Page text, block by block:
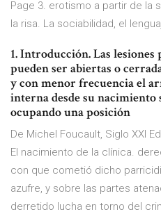
Page 3. erotismo a partir de la
la risa. La sociabilidad, el
1. Introducción. Las
pueden ser abiertas o
y con menor frecuencia el
interna desde su nacimiento
ocupando una posición
De Michel Foucault, Siglo XXI
El nacimiento de la clínica.
con que cometió dicho
azufre, y sobre las partes
derretido lucha en torno del